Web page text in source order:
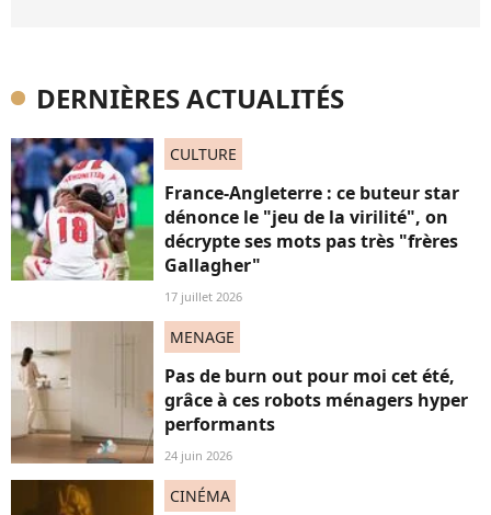
DERNIÈRES ACTUALITÉS
CULTURE
France-Angleterre : ce buteur star
dénonce le "jeu de la virilité", on
décrypte ses mots pas très "frères
Gallagher"
17 juillet 2026
MENAGE
Pas de burn out pour moi cet été,
grâce à ces robots ménagers hyper
performants
24 juin 2026
CINÉMA